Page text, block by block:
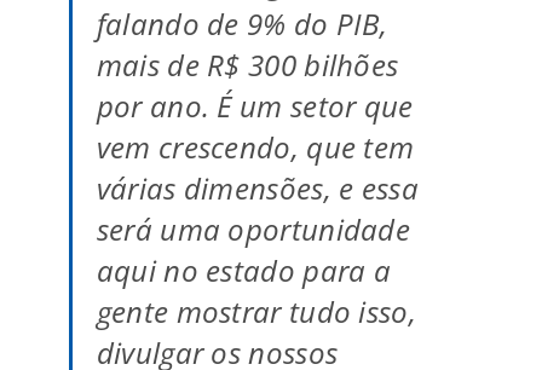
falando de 9% do PIB,
mais de R$ 300 bilhões
por ano. É um setor que
vem crescendo, que tem
várias dimensões, e essa
será uma oportunidade
aqui no estado para a
gente mostrar tudo isso,
divulgar os nossos